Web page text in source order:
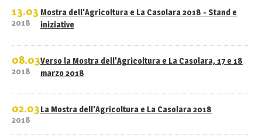
13.03
2018
Mostra dell'Agricoltura e La Casolara 2018 - Stand e
iniziative
08.03
2018
Verso la Mostra dell'Agricoltura e La Casolara, 17 e 18
marzo 2018
02.03
2018
La Mostra dell'Agricoltura e La Casolara 2018